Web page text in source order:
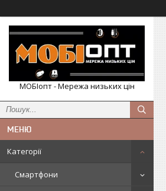
МОБІопт - Мережа низьких цін
Категорії
Смартфони